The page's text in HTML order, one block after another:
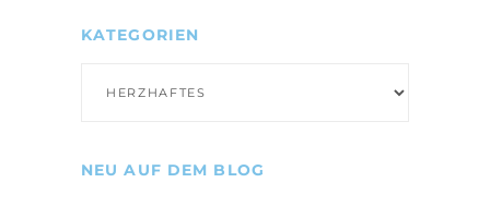
KATEGORIEN
NEU AUF DEM BLOG